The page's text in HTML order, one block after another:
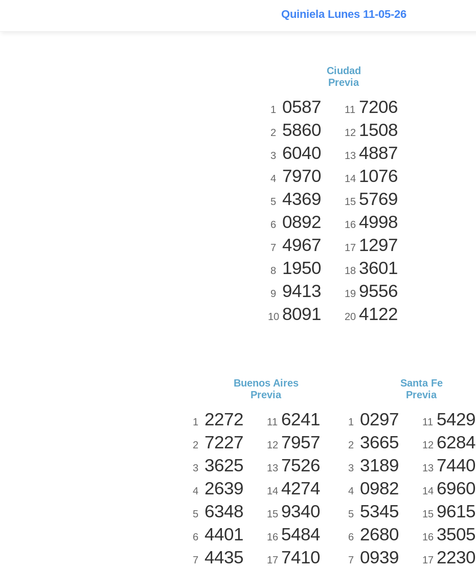
Quiniela Lunes 11-05-26
Ciudad
Previa
1 0587
2 5860
3 6040
4 7970
5 4369
6 0892
7 4967
8 1950
9 9413
10 8091
11 7206
12 1508
13 4887
14 1076
15 5769
16 4998
17 1297
18 3601
19 9556
20 4122
Buenos Aires
Previa
1 2272
2 7227
3 3625
4 2639
5 6348
6 4401
7 4435
11 6241
12 7957
13 7526
14 4274
15 9340
16 5484
17 7410
Santa Fe
Previa
1 0297
2 3665
3 3189
4 0982
5 5345
6 2680
7 0939
11 5429
12 6284
13 7440
14 6960
15 9615
16 3505
17 2230